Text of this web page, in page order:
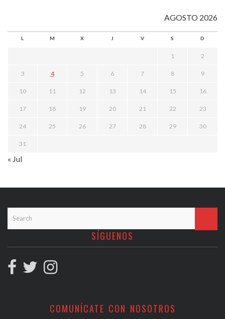
AGOSTO 2026
L M X J V S D
1 2
3 4 5 6 7 8 9
10 11 12 13 14 15 16
17 18 19 20 21 22 23
24 25 26 27 28 29 30
31
« Jul
SÍGUENOS
COMUNÍCATE CON NOSOTROS